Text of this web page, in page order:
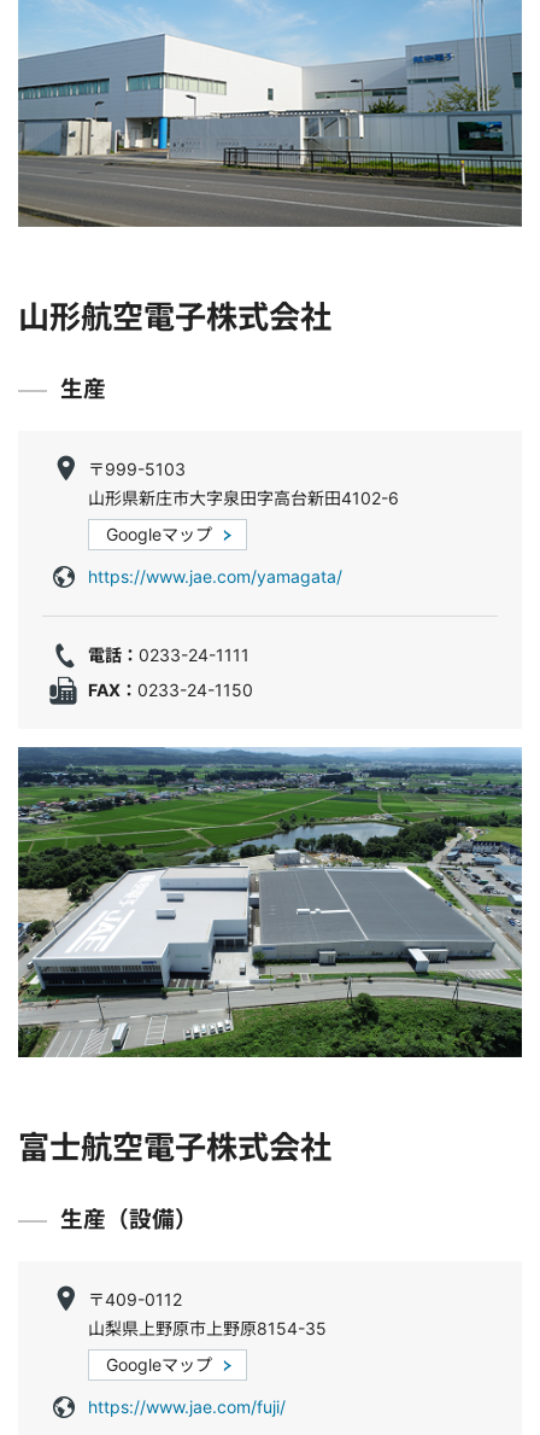
山形航空電子株式会社
生産
〒999-5103
山形県新庄市大字泉田字高台新田4102-6
Googleマップ
https://www.jae.com/yamagata/
電話： 0233-24-1111
FAX： 0233-24-1150
富士航空電子株式会社
生産（設備）
〒409-0112
山梨県上野原市上野原8154-35
Googleマップ
https://www.jae.com/fuji/